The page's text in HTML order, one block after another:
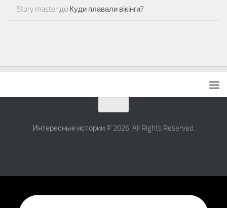
Story masterдо Куди плавали вікінги?
Интересные истории © 2026. All Rights Reserved.